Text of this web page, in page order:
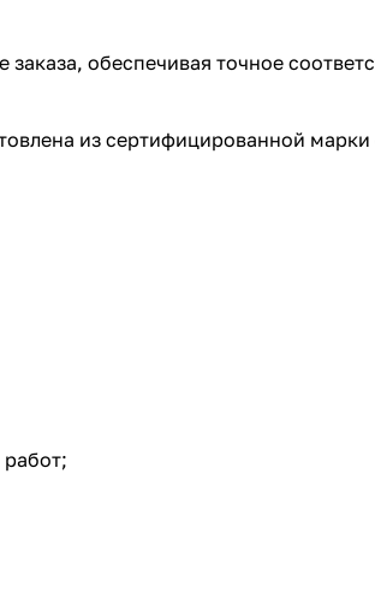
обеспечивая точное
из сертифицированной марки